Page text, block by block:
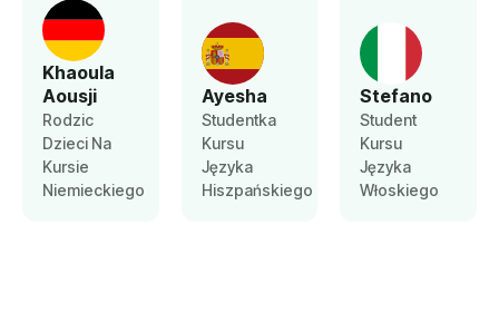
Khaoula
Aousji
Rodzic
Dzieci Na
Kursie
Niemieckiego
Ayesha
Studentka
Kursu
Języka
Hiszpańskiego
Stefano
Student
Kursu
Języka
Włoskiego